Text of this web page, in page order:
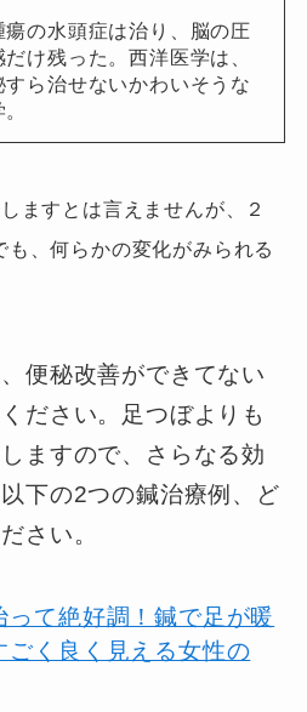
瘍の水頭症は治り、脳の圧
だけ残った。西洋医学は、
すら治せないかわいそうな
ますとは言えませんが、２
も、何らかの変化がみられる
便秘改善ができてない
ださい。足つぼよりも
ますので、さらなる効
下の2つの鍼治療例、ど
さい。
って絶好調！鍼で足が暖
ごく良く見える女性の